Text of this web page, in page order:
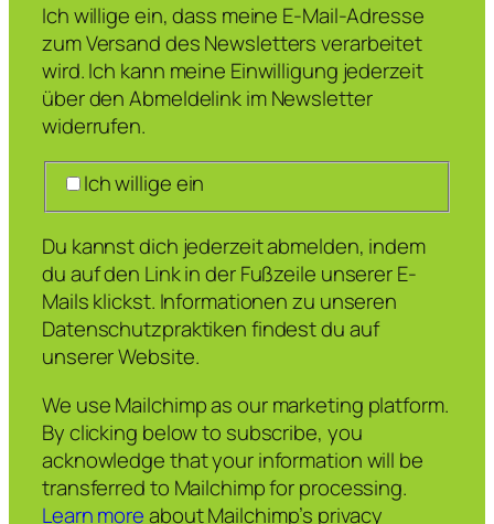
Ich willige ein, dass meine E-Mail-Adresse
zum Versand des Newsletters verarbeitet
wird. Ich kann meine Einwilligung jederzeit
über den Abmeldelink im Newsletter
widerrufen.
Ich willige ein
Du kannst dich jederzeit abmelden, indem
du auf den Link in der Fußzeile unserer E-
Mails klickst. Informationen zu unseren
Datenschutzpraktiken findest du auf
unserer Website.
We use Mailchimp as our marketing platform.
By clicking below to subscribe, you
acknowledge that your information will be
transferred to Mailchimp for processing.
Learn moreabout Mailchimp’s privacy